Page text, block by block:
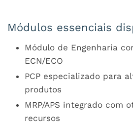
Módulos essenciais
Módulo de Engenharia
ECN/ECO
PCP especializado para
produtos
MRP/APS integrado com
recursos